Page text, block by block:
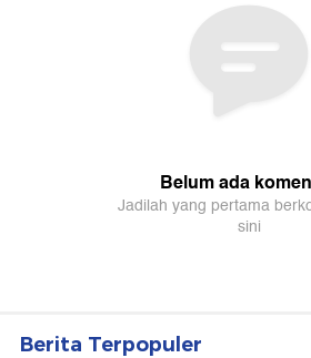
Berita Terpopuler